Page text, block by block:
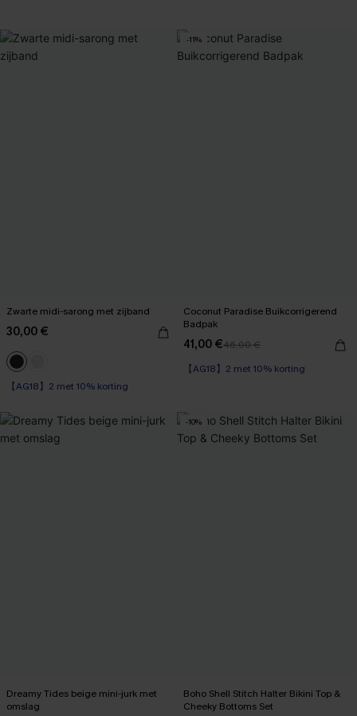
Zwarte midi-sarong met zijband
30,00 €
【AG18】2 met 10% korting
-11%
Coconut Paradise Buikcorrigerend
Badpak
41,00 €46,00 €
【AG18】2 met 10% korting
Op voorraad
Dreamy Tides beige mini-jurk met
omslag
-10%
Boho Shell Stitch Halter Bikini Top &
Cheeky Bottoms Set